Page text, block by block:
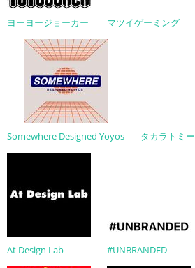
ヨーヨージョーカー マツイゲーミング
Somewhere Designed Yoyos タカラトミー
At Design Lab #UNBRANDED